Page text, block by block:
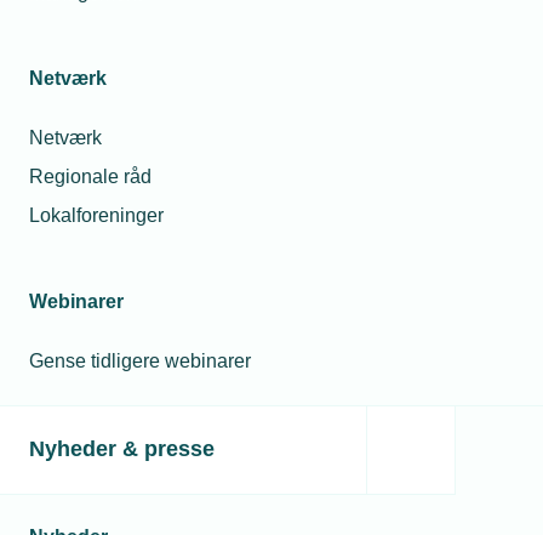
Netværk
Netværk
Regionale råd
Lokalforeninger
Webinarer
Gense tidligere webinarer
Nyheder & presse
boligejere udskyder beslutningen og beholder de gamle
Udskudt varmepumpepulje skaber frustration
husejerne i september, til stor frustration for både
virksomheder og kunder. Hos VOERSÅ VVS & KLOAK